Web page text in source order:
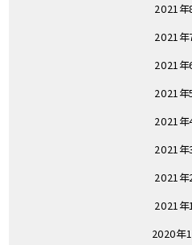
2021年
2021年
2021年
2021年
2021年
2021年
2021年
2021年
2020年